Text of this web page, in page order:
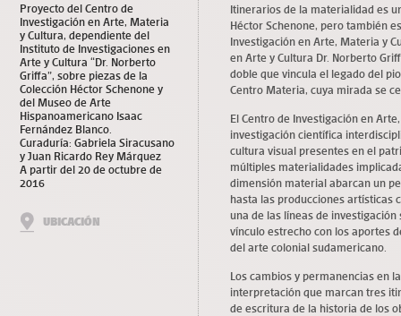
Proyecto del Centro de
Investigación en Arte, Materia
y Cultura, dependiente del
Instituto de Investigaciones en
Arte y Cultura “Dr. Norberto
Griffa”, sobre piezas de la
Colección Héctor Schenone y
del Museo de Arte
Hispanoamericano Isaac
Fernández Blanco.
Curaduría: Gabriela Siracusano
y Juan Ricardo Rey Márquez
A partir del 20 de octubre de
2016
UBICACIÓN
Itinerarios de la materialidad es
Héctor Schenone, pero también
Investigación en Arte, Materia y
en Arte y Cultura Dr. Norberto
doble que vincula el legado del
Centro Materia, cuya mirada se
El Centro de Investigación en
investigación científica
cultura visual presentes en el
múltiples materialidades
dimensión material abarcan un
hasta las producciones artísticas
una de las líneas de
vínculo estrecho con los aportes
del arte colonial sudamericano.
Los cambios y permanencias en
interpretación que marcan tres
de escritura de la historia de los